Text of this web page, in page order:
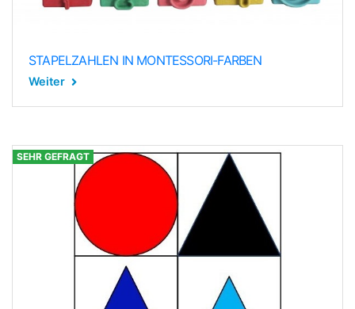
STAPELZAHLEN IN MONTESSORI-FARBEN
Weiter
SEHR GEFRAGT